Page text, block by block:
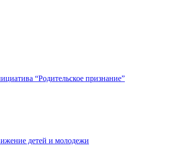
“Родительское признание”
детей и молодежи